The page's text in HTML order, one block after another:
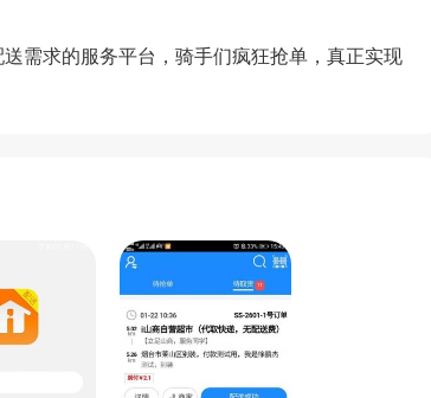
需求的服务平台，骑手们疯狂抢单，真正实现